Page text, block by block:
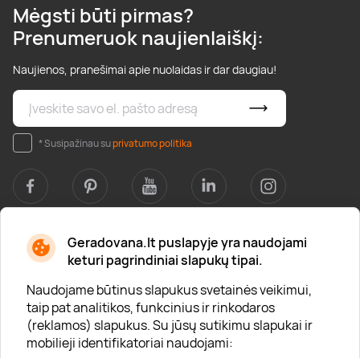
Geradovana.lt puslapyje yra naudojami
keturi pagrindiniai slapukų tipai.
Naudojame būtinus slapukus svetainės veikimui,
taip pat analitikos, funkcinius ir rinkodaros
(reklamos) slapukus. Su jūsų sutikimu slapukai ir
mobilieji identifikatoriai naudojami:
Mėgsti būti pirmas?
Prenumeruok naujienlaiškį:
Naujienos, pranešimai apie nuolaidas ir dar daugiau!
* Susipažinau suprivatumo politika
Apie mus
Apie „Gera Dovana“
Lojalumo klubas
Karjera